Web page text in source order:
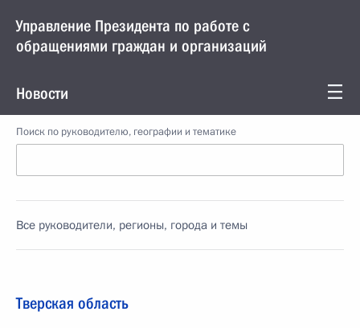
Управление Президента по работе с
обращениями граждан и организаций
Новости
Поиск по руководителю, географии и тематике
Все руководители, регионы, города и темы
Тверская область